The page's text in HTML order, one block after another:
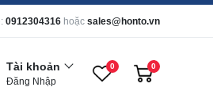
0912304316 hoặc sales@honto.vn
Tài khoản
Đăng Nhập
0 0